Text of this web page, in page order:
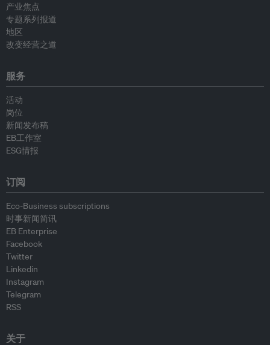
产业焦点
专题系列报道
地区
改变经营之道
服务
活动
岗位
新闻发布稿
EB工作室
ESG情报
订阅
Eco-Business subscriptions
时事新闻简讯
EB Enterprise
Facebook
Twitter
Linkedin
Instagram
Telegram
RSS
关于